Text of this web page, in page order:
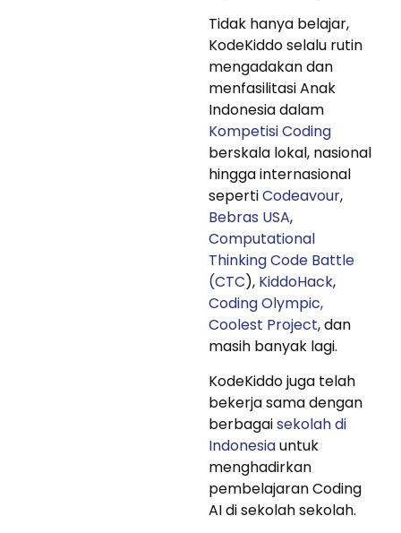
Tidak hanya belajar,
KodeKiddo selalu rutin
mengadakan dan
menfasilitasi Anak
Indonesia dalam
Kompetisi Coding
berskala lokal, nasional
hingga internasional
sepertiCodeavour,
Bebras USA,
Computational
Thinking Code Battle
(CTC), KiddoHack,
Coding Olympic,
Coolest Project, dan
masih banyak lagi.
KodeKiddo juga telah
bekerja sama dengan
berbagaisekolah di
Indonesiauntuk
menghadirkan
pembelajaran Coding
AI di sekolah sekolah.